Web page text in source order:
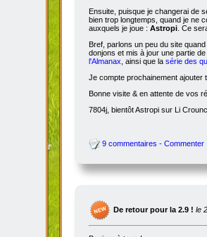
Ensuite, puisque je changerai de
bien trop longtemps, quand je ne
auxquels je joue : Astropi . Ce
Bref, parlons un peu du site
donjons et mis à jour une partie
l'Almanax , ainsi que la série des
Je compte prochainement ajouter
Bonne visite & en attente de vos
7804j, bientôt Astropi sur Li
9 commentaires - Commenter
De retour pour la 2.9 ! le